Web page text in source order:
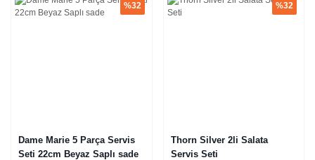
%32
Dame Marie 5 Parça Servis
Seti 22cm Beyaz Saplı sade
%32
Thorn Silver 2li Salata
Servis Seti